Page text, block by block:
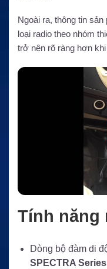
Ngoài ra, thông tin
loại radio theo nhóm
trở nên rõ ràng hơn
Tính năng
Dòng bộ đàm di
SPECTRA Series